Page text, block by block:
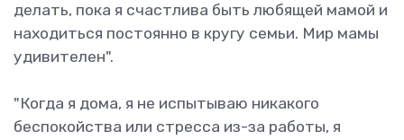
делать, пока я счастлива быть любящей мамой и
находиться постоянно в кругу семьи. Мир мамы
удивителен".
"Когда я дома, я не испытываю никакого
беспокойства или стресса из-за работы, я